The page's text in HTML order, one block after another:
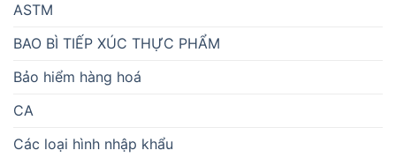
ASTM
BAO BÌ TIẾP XÚC THỰC PHẨM
Bảo hiểm hàng hoá
CA
Các loại hình nhập khẩu